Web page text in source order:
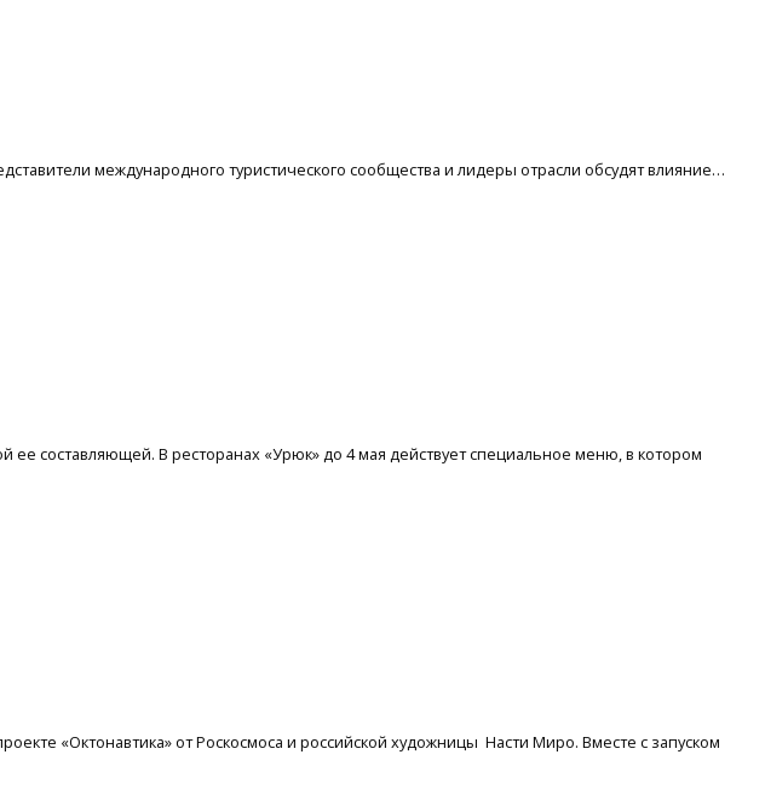
международного туристического сообщества и лидеры отрасли обсудят влияние…
ее составляющей. В ресторанах «Урюк» до 4 мая действует специальное меню, в котором
«Октонавтика» от Роскосмоса и российской художницы Насти Миро. Вместе с запуском